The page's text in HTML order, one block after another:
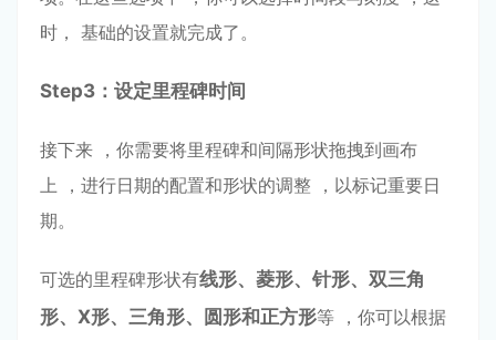
时， 基础的设置就完成了。
Step3：设定⾥程碑时间
接下来 ，你需要将⾥程碑和间隔形状拖拽到画布
上 ，进⾏⽇期的配置和形状的调整 ，以标记重要⽇
期。
可选的⾥程碑形状有线形、菱形、针形、双三⻆
形、X形、三⻆形、
圆形和正⽅形等 ，你可以根据